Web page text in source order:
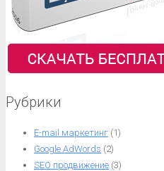
Рубрики
E-mail маркетинг (1)
Google AdWords (2)
SEO продвижение (3)